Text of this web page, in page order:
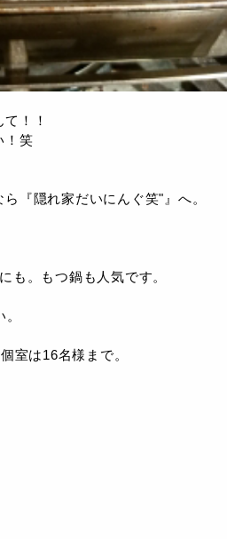
！！
！笑
『隠れ家だいにんぐ笑"』へ。
も。もつ鍋も人気です。
室は16名様まで。